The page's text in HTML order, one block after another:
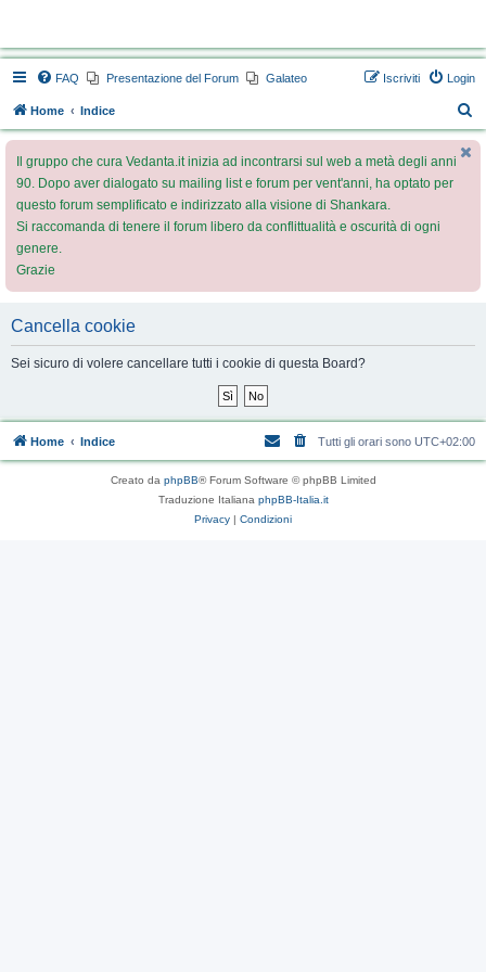
FAQ Presentazione del Forum Galateo Login
Iscriviti
Home Indice
e
Il gruppo che cura Vedanta.it inizia ad incontrarsi sul web a metà degli anni
90. Dopo aver dialogato su mailing list e forum per vent'anni, ha optato per
questo forum semplificato e indirizzato alla visione di Shankara.
Si raccomanda di tenere il forum libero da conflittualità e oscurità di ogni
genere.
Grazie
Cancella cookie
Sei sicuro di volere cancellare tutti i cookie di questa Board?
Home Indice Tutti gli orari sono UTC+02:00
Creato da phpBB® Forum Software © phpBB Limited
Traduzione Italiana phpBB-Italia.it
Privacy | Condizioni